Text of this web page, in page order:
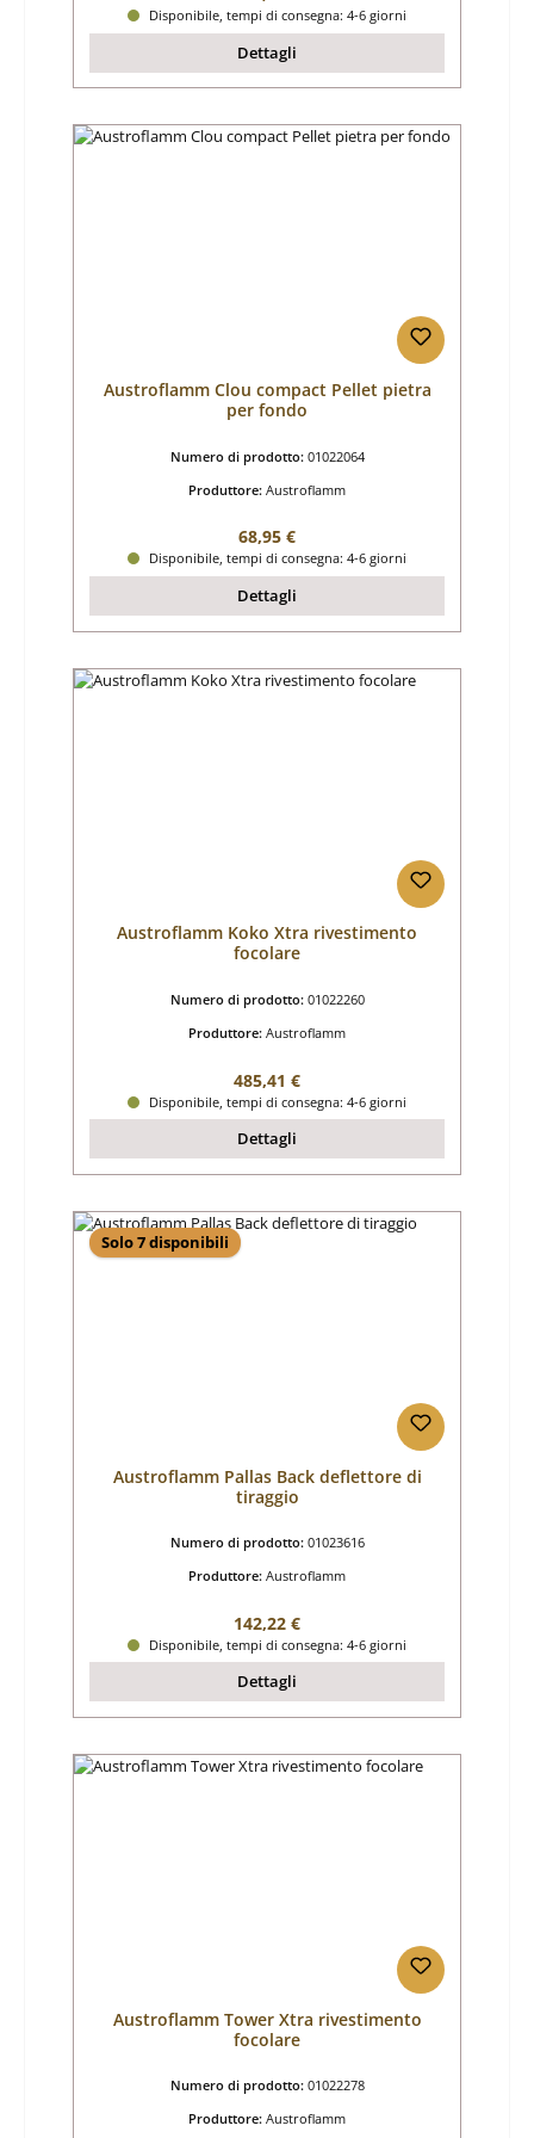
Disponibile, tempi di consegna: 4-6 giorni
Dettagli
Austroflamm Clou compact Pellet pietra
per fondo
Numero di prodotto: 01022064
Produttore: Austroflamm
Prezzo normale:
68,95 €
Disponibile, tempi di consegna: 4-6 giorni
Dettagli
Austroflamm Koko Xtra rivestimento
focolare
Numero di prodotto: 01022260
Produttore: Austroflamm
Prezzo normale:
485,41 €
Disponibile, tempi di consegna: 4-6 giorni
Dettagli
Solo 7 disponibili
Austroflamm Pallas Back deflettore di
tiraggio
Numero di prodotto: 01023616
Produttore: Austroflamm
Prezzo normale:
142,22 €
Disponibile, tempi di consegna: 4-6 giorni
Dettagli
Austroflamm Tower Xtra rivestimento
focolare
Numero di prodotto: 01022278
Produttore: Austroflamm